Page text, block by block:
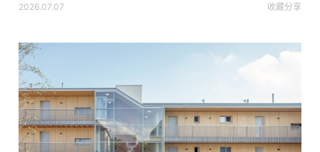
2026.07.07 收藏分享